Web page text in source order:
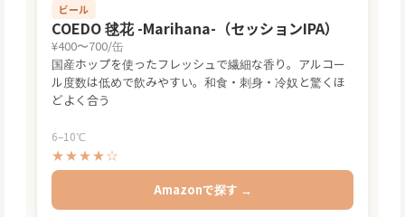
ビール
COEDO 毬花 -Marihana-（セッションIPA）
¥400〜700/缶
国産ホップを使ったフレッシュで繊細な香り。アルコー
ル度数は低めで飲みやすい。和食・刺身・冷奴と驚くほ
どよく合う
6–10℃
★★★★☆
Amazonで探す →